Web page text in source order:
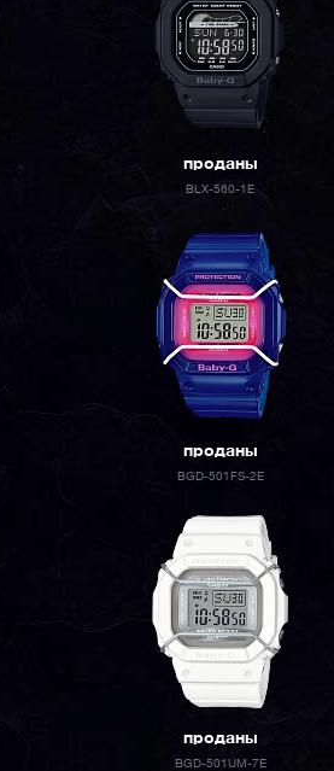
проданы
BLX-560-1E
проданы
BGD-501FS-2E
проданы
BGD-501UM-7E